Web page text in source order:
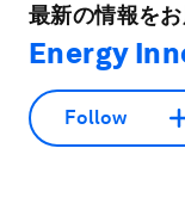
最新の情報をお
Energy
Follow